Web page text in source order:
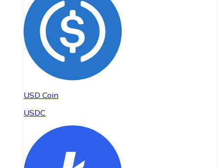
USD Coin
USDC